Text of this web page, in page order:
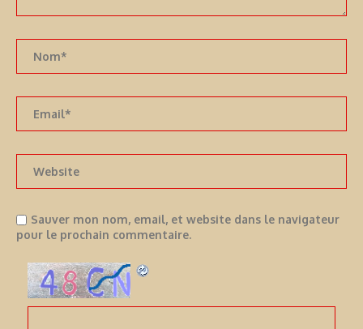
Sauver mon nom, email, et website dans le navigateur
pour le prochain commentaire.